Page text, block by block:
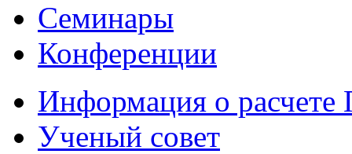
Семинары
Конференции
Информация о
Ученый совет